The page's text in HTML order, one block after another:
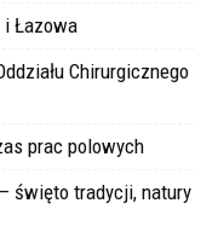
i Łazowa
Chirurgicznego
prac polowych
święto tradycji, natury